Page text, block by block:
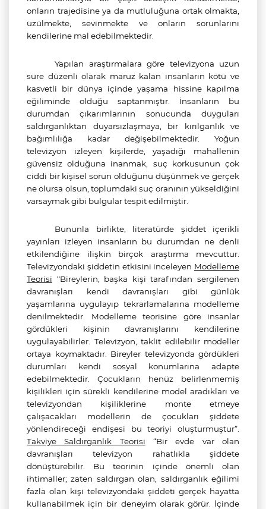
onların trajedisine ya da mutluluğuna ortak olmakta,
üzülmekte, sevinmekte ve onların sorunlarını
kendilerine mal edebilmektedir.
Yapılan araştırmalara göre televizyona uzun
süre düzenli olarak maruz kalan insanların kötü ve
kasvetli bir dünya içinde yaşama hissine kapılma
eğiliminde olduğu saptanmıştır. İnsanların bu
durumdan çıkarımlarının sonucunda duyguları
saldırganlıktan duyarsızlaşmaya, bir kırılganlık ve
bağımlılığa kadar değişebilmektedir. Yoğun
televizyon izleyen kişilerde, yaşadığı mahallenin
güvensiz olduğuna inanmak, suç korkusunun çok
ciddi bir kişisel sorun olduğunu düşünmek ve gerçek
ne olursa olsun, toplumdaki suç oranının yükseldiğini
varsaymak gibi bulgular tespit edilmiştir.
Bununla birlikte, literatürde şiddet içerikli
yayınları izleyen insanların bu durumdan ne denli
etkilendiğine ilişkin birçok araştırma mevcuttur.
Televizyondaki şiddetin etkisini inceleyen Modelleme
Teorisi “Bireylerin, başka kişi tarafından sergilenen
davranışları kendi davranışları gibi günlük
yaşamlarına uygulayıp tekrarlamalarına modelleme
denilmektedir. Modelleme teorisine göre insanlar
gördükleri kişinin davranışlarını kendilerine
uygulayabilirler. Televizyon, taklit edilebilir modeller
ortaya koymaktadır. Bireyler televizyonda gördükleri
durumları kendi sosyal konumlarına adapte
edebilmektedir. Çocukların henüz belirlenmemiş
kişilikleri için sürekli kendilerine model aradıkları ve
televizyondan kişiliklerine monte etmeye
çalışacakları modellerin de çocukları şiddete
yönlendireceği endişesi bu teoriyi oluşturmuştur”.
Takviye Saldırganlık Teorisi “Bir evde var olan
davranışları televizyon rahatlıkla şiddete
dönüştürebilir. Bu teorinin içinde önemli olan
ihtimaller; zaten saldırgan olan, saldırganlık eğilimi
fazla olan kişi televizyondaki şiddeti gerçek hayatta
kullanabilmek için bir deneyim olarak görür. İçinde